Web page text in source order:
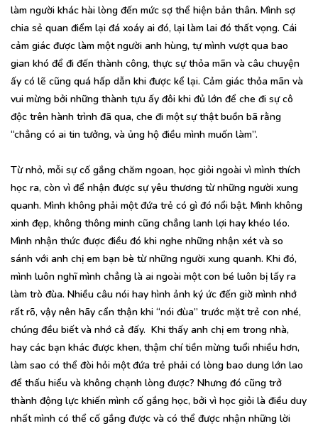
làm người khác hài lòng đến mức sợ thể hiện bản thân. Mình sợ
chia sẻ quan điểm lại đá xoáy ai đó, lại làm lai đó thất vọng. Cái
cảm giác được làm một người anh hùng, tự mình vượt qua bao
gian khó để đi đến thành công, thực sự thỏa mãn và câu chuyện
ấy có lẽ cũng quá hấp dẫn khi được kể lại. Cảm giác thỏa mãn và
vui mừng bởi những thành tựu ấy đôi khi đủ lớn để che đi sự cô
độc trên hành trình đã qua, che đi một sự thật buồn bã rằng
“chẳng có ai tin tưởng, và ủng hộ điều mình muốn làm”.
Từ nhỏ, mỗi sự cố gắng chăm ngoan, học giỏi ngoài vì mình thích
học ra, còn vì để nhận được sự yêu thương từ những người xung
quanh. Mình không phải một đứa trẻ có gì đó nổi bật. Mình không
xinh đẹp, không thông minh cũng chẳng lanh lợi hay khéo léo.
Mình nhận thức được điều đó khi nghe những nhận xét và so
sánh với anh chị em bạn bè từ những người xung quanh. Khi đó,
mình luôn nghĩ mình chẳng là ai ngoài một con bé luôn bị lấy ra
làm trò đùa. Nhiều câu nói hay hình ảnh ký ức đến giờ mình nhớ
rất rõ, vậy nên hãy cẩn thận khi “nói đùa” trước mặt trẻ con nhé,
chúng đều biết và nhớ cả đấy. Khi thấy anh chị em trong nhà,
hay các bạn khác được khen, thậm chí tiền mừng tuổi nhiều hơn,
làm sao có thể đòi hỏi một đứa trẻ phải có lòng bao dung lớn lao
để thấu hiểu và không chạnh lòng được? Nhưng đó cũng trở
thành động lực khiến mình cố gắng học, bởi vì học giỏi là điều duy
nhất mình có thể cố gắng được và có thể được nhận những lời